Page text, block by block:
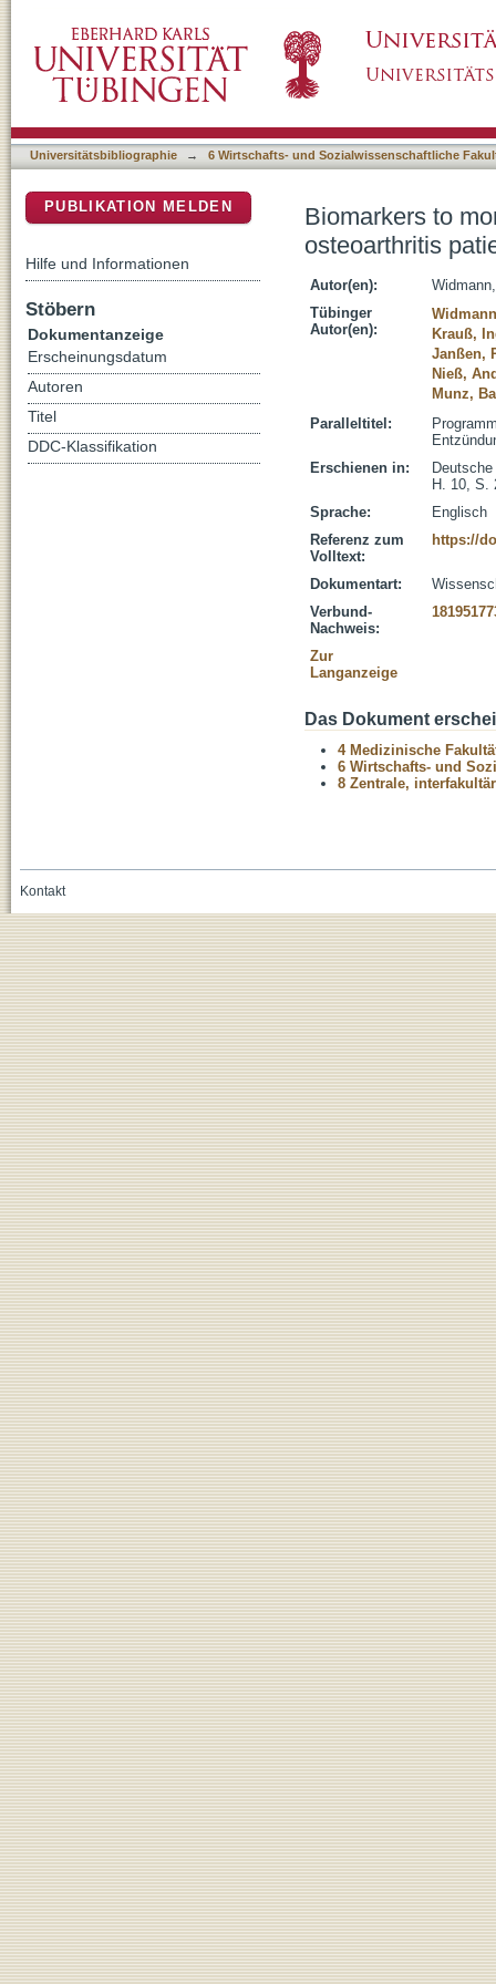
inflammation the clue?
Universitätsbibliographie → 6 Wirtschafts- und Sozialwissenschaftliche
Biomarkers to
osteoarthritis
Autor(en):
Tübinger
Autor(en):
Krauß,
Janßen,
Nieß,
Munz,
Paralleltitel:
Erschienen in:
H. 10, S.
Sprache:
Englisch
Referenz zum
Volltext:
https://
Dokumentart:
Verbund-
Nachweis:
Zur
Langanzeige
Das Dokument
4 Medizinische
6 Wirtschafts- und
8 Zentrale,
PUBLIKATION MELDEN
Hilfe und Informationen
Stöbern
Dokumentanzeige
Erscheinungsdatum
Autoren
Titel
DDC-Klassifikation
Kontakt